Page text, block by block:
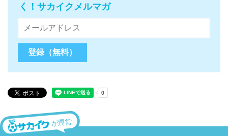
く！サカイクメルマガ
が運営